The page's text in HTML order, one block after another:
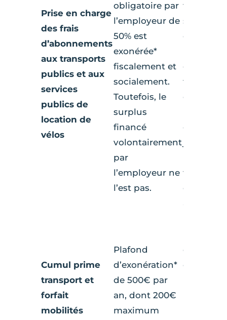
Prise en charge
des frais
d’abonnements
aux transports
publics et aux
services
publics de
location de
vélos
obligatoire par
l’employeur de
50% est
exonérée*
fiscalement et
socialement.
Toutefois, le
surplus
financé
volontairement
par
l’employeur ne
l’est pas.
surplus)
du prix
titres
titres
aux
Cumul prime
transport et
forfait
mobilités
Plafond
d’exonération*
de 500€ par
an, dont 200€
maximum
de 700€